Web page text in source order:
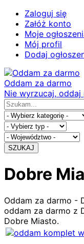
Zaloguj się
Załóż konto
Moje
Mój profil
Dodaj
Oddam za darmo
Nie wyrzucaj,
SZUKAJ
Dobre
Oddam za darmo -
oddam za darmo z
Dobre Miasto.